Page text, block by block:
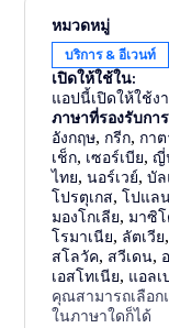
หมวดหมู่
บริการ & อีเวนท์
เปิดให้ใช้ใน:
แอปนี้เปิดให้ใช้ง
ภาษาที่รองรับกา
อังกฤษ, กรีก, กา
เช็ก, เซอร์เบีย,ญี่
ไทย,นอร์เวย์,บัล
โปรตุเกส,โปแล
มองโกเลีย,มาซิโ
โรมาเนีย, ลัตเวีย,
สโลวัค, สวีเดน,
เอสโทเนีย, แอลเ
คุณสามารถเลือก
ในภาษาใดก็ได้